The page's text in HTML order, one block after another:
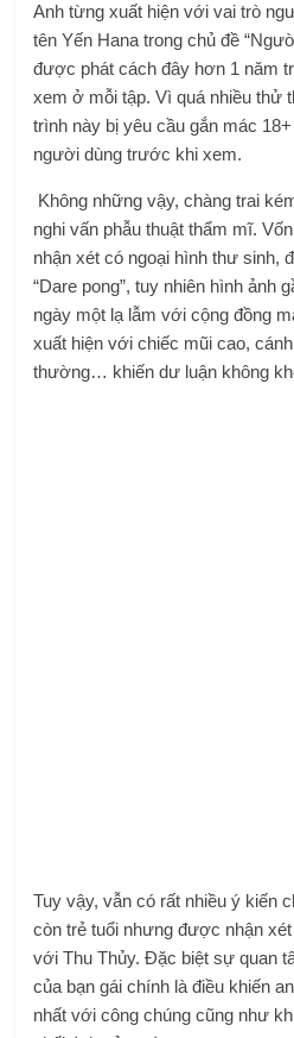
Anh từng xuất hiện với vai trò
tên Yến Hana trong chủ đề
được phát cách đây hơn 1 năm
xem ở mỗi tập. Vì quá nhiều thử
trình này bị yêu cầu gắn mác
người dùng trước khi xem.
Không những vậy, chàng trai
nghi vấn phẫu thuật thẩm mĩ.
nhận xét có ngoại hình thư sinh,
“Dare pong”, tuy nhiên hình ảnh
ngày một lạ lẫm với cộng đồng
xuất hiện với chiếc mũi cao,
thường… khiến dư luận không
Thu Thủy tiết lộ con trai đã gọi
cảm cha con thân thiết. Hình ảnh
Thu Thủy sau những năm đau
trọn vẹn là điều khiến khán giả